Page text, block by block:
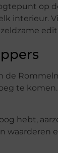
op
interieur.
de
te
hebt,
waarderen